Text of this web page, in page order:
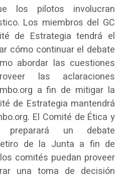
los pilotos involucran
Los miembros del GC
de Estrategia tendrá el
cómo continuar el debate
abordar las cuestiones
las aclaraciones
a fin de mitigar la
de Estrategia mantendrá
El Comité de Ética y
preparará un debate
de la Junta a fin de
comités puedan proveer
una toma de decisión